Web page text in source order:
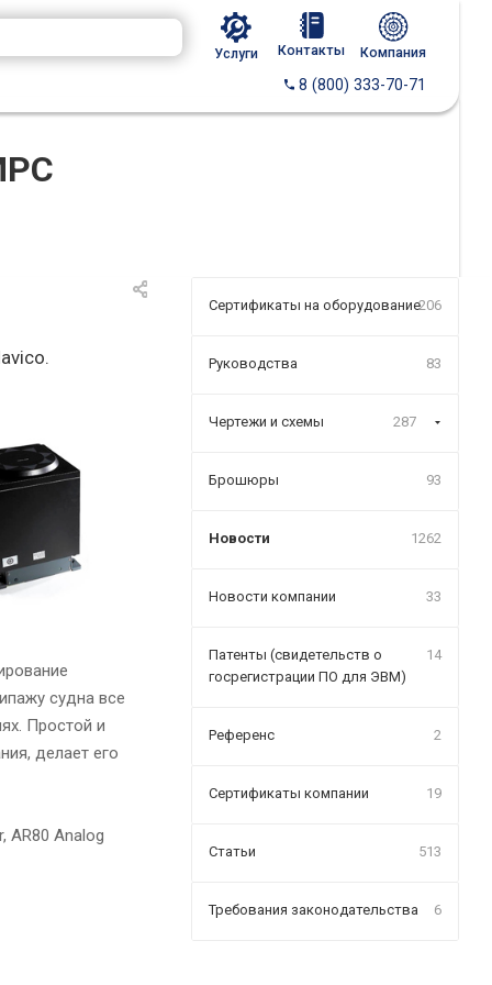
Услуги Контакты Компания
8 (800) 333-70-71
судна все
Простой и
делает его
AR80 Analog
Сертификаты на оборудование206
Руководства 83
Чертежи и схемы 287
Брошюры 93
Новости 1262
Новости компании 33
Патенты (свидетельств о
госрегистрации ПО для ЭВМ)
14
Референс 2
Сертификаты компании 19
Статьи 513
Требования законодательства 6